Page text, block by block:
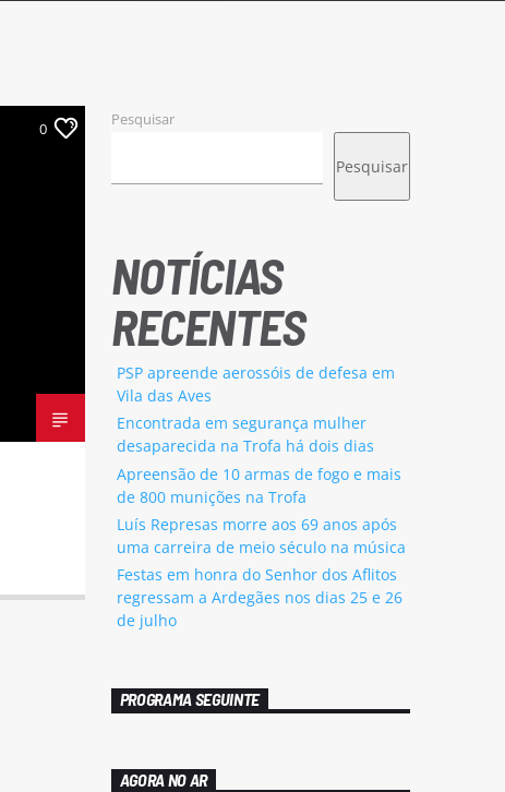
0 Pesquisar
Pesquisar
NOTÍCIAS
RECENTES
PSP apreende aerossóis de defesa em
Vila das Aves
Encontrada em segurança mulher
desaparecida na Trofa há dois dias
Apreensão de 10 armas de fogo e mais
de 800 munições na Trofa
Luís Represas morre aos 69 anos após
uma carreira de meio século na música
Festas em honra do Senhor dos Aflitos
regressam a Ardegães nos dias 25 e 26
de julho
PROGRAMA SEGUINTE
AGORA NO AR